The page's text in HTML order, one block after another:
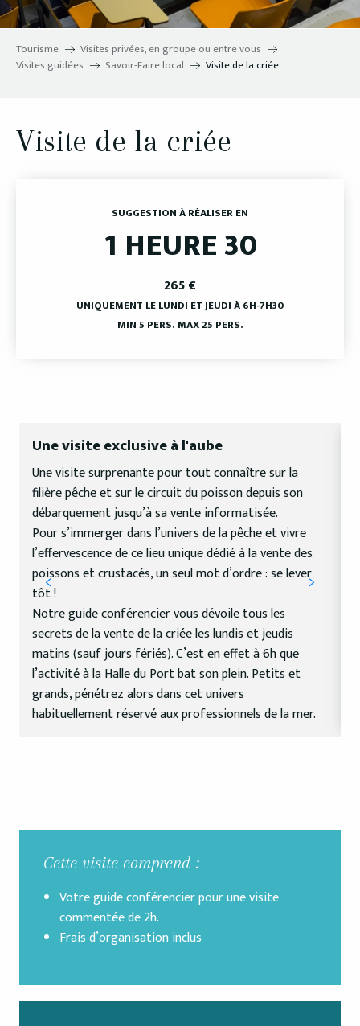
Tourisme
Visites privées, en groupe ou entre vous
Visites guidées
Savoir-Faire local Visite de la criée
Visite de la criée
SUGGESTION À RÉALISER EN
1 HEURE 30
265€
UNIQUEMENT LE LUNDI ET JEUDI À 6H-7H30
MIN 5 PERS. MAX 25 PERS.
Une visite exclusive à l'aube
Une visite surprenante pour tout connaître sur la
filière pêche et sur le circuit du poisson depuis son
débarquement jusqu’à sa vente informatisée.
Pour s’immerger dans l’univers de la pêche et vivre
l’effervescence de ce lieu unique dédié à la vente des
poissons et crustacés, un seul mot d’ordre : se lever
tôt !
Notre guide conférencier vous dévoile tous les
secrets de la vente de la criée les lundis et jeudis
matins (sauf jours fériés). C’est en effet à 6h que
l’activité à la Halle du Port bat son plein. Petits et
grands, pénétrez alors dans cet univers
habituellement réservé aux professionnels de la mer.
Cette visite comprend :
Votre guide conférencier pour une visite
commentée de 2h.
Frais d’organisation inclus